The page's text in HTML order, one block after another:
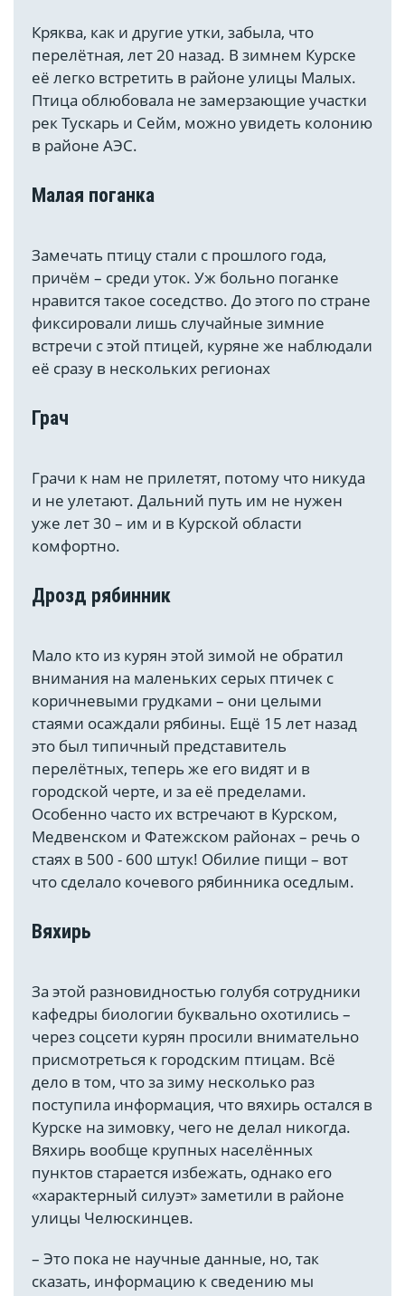
Кряква, как и другие утки, забыла, что
перелётная, лет 20 назад. В зимнем Курске
её легко встретить в районе улицы Малых.
Птица облюбовала не замерзающие участки
рек Тускарь и Сейм, можно увидеть колонию
в районе АЭС.
Малая поганка
Замечать птицу стали с прошлого года,
причём – среди уток. Уж больно поганке
нравится такое соседство. До этого по стране
фиксировали лишь случайные зимние
встречи с этой птицей, куряне же наблюдали
её сразу в нескольких регионах
Грач
Грачи к нам не прилетят, потому что никуда
и не улетают. Дальний путь им не нужен
уже лет 30 – им и в Курской области
комфортно.
Дрозд рябинник
Мало кто из курян этой зимой не обратил
внимания на маленьких серых птичек с
коричневыми грудками – они целыми
стаями осаждали рябины. Ещё 15 лет назад
это был типичный представитель
перелётных, теперь же его видят и в
городской черте, и за её пределами.
Особенно часто их встречают в Курском,
Медвенском и Фатежском районах – речь о
стаях в 500 - 600 штук! Обилие пищи – вот
что сделало кочевого рябинника оседлым.
Вяхирь
За этой разновидностью голубя сотрудники
кафедры биологии буквально охотились –
через соцсети курян просили внимательно
присмотреться к городским птицам. Всё
дело в том, что за зиму несколько раз
поступила информация, что вяхирь остался в
Курске на зимовку, чего не делал никогда.
Вяхирь вообще крупных населённых
пунктов старается избежать, однако его
«характерный силуэт» заметили в районе
улицы Челюскинцев.
– Это пока не научные данные, но, так
сказать, информацию к сведению мы